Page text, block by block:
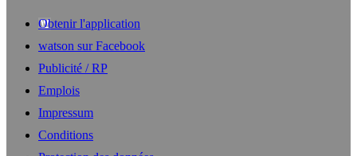
Obtenir l'application
watson sur Facebook
Publicité / RP
Emplois
Impressum
Conditions